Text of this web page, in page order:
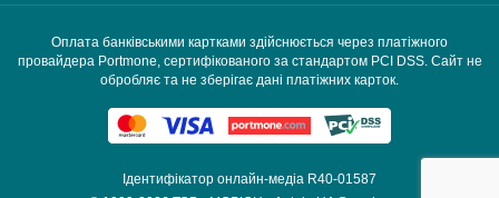
Ідентифікатор онлайн-медіа R40-01587
Оплата банківськими картками здійснюється через платіжного
провайдера Portmone, сертифікованого за стандартом PCI DSS. Сайт не
обробляє та не зберігає дані платіжних карток.